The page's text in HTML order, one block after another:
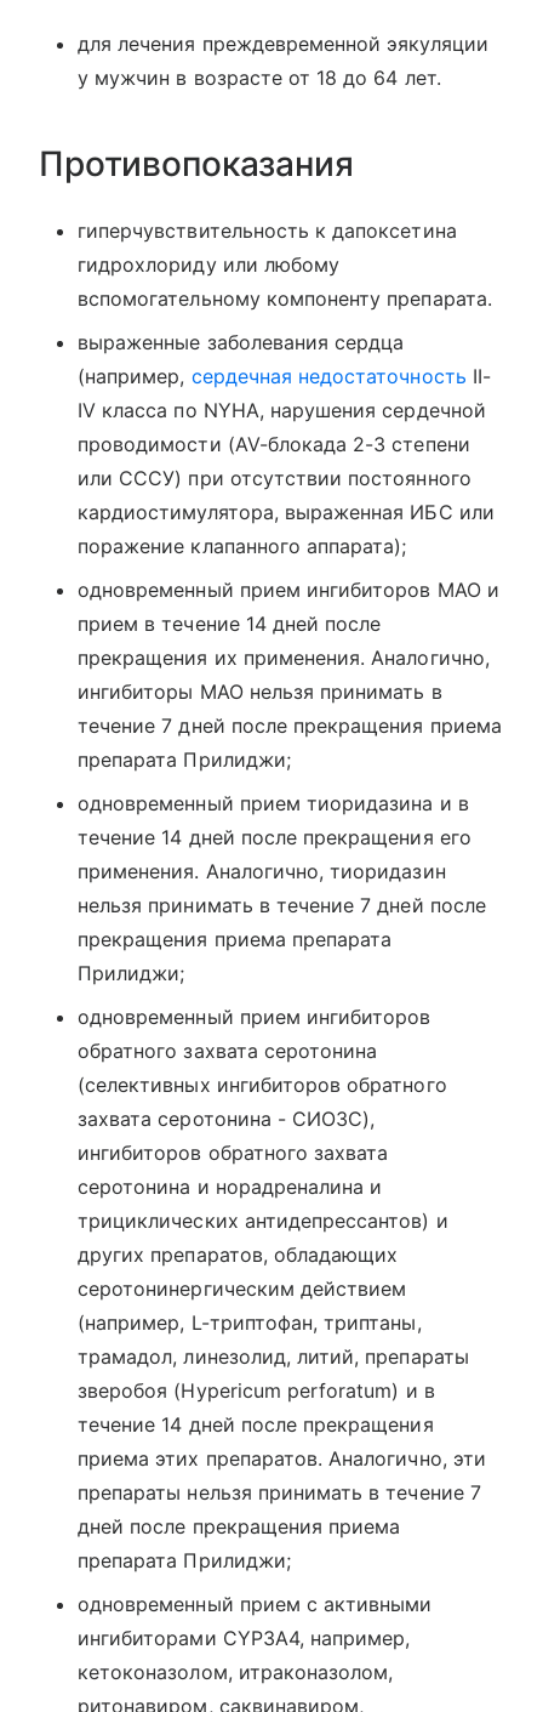
для лечения преждевременной эякуляции
у мужчин в возрасте от 18 до 64 лет.
Противопоказания
гиперчувствительность к дапоксетина
гидрохлориду или любому
вспомогательному компоненту препарата.
выраженные заболевания сердца
(например, сердечная недостаточность II-
IV класса по NYHA, нарушения сердечной
проводимости (AV-блокада 2-3 степени
или СССУ) при отсутствии постоянного
кардиостимулятора, выраженная ИБС или
поражение клапанного аппарата);
одновременный прием ингибиторов МАО и
прием в течение 14 дней после
прекращения их применения. Аналогично,
ингибиторы МАО нельзя принимать в
течение 7 дней после прекращения приема
препарата Прилиджи;
одновременный прием тиоридазина и в
течение 14 дней после прекращения его
применения. Аналогично, тиоридазин
нельзя принимать в течение 7 дней после
прекращения приема препарата
Прилиджи;
одновременный прием ингибиторов
обратного захвата серотонина
(селективных ингибиторов обратного
захвата серотонина - СИОЗС),
ингибиторов обратного захвата
серотонина и норадреналина и
трициклических антидепрессантов) и
других препаратов, обладающих
серотонинергическим действием
(например, L-триптофан, триптаны,
трамадол, линезолид, литий, препараты
зверобоя (Hypericum perforatum) и в
течение 14 дней после прекращения
приема этих препаратов. Аналогично, эти
препараты нельзя принимать в течение 7
дней после прекращения приема
препарата Прилиджи;
одновременный прием с активными
ингибиторами CYP3A4, например,
кетоконазолом, итраконазолом,
ритонавиром, саквинавиром,